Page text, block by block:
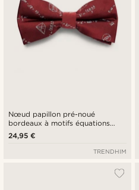
Nœud papillon pré-noué
bordeaux à motifs équations
mathématiques
24,95 €
TRENDHIM